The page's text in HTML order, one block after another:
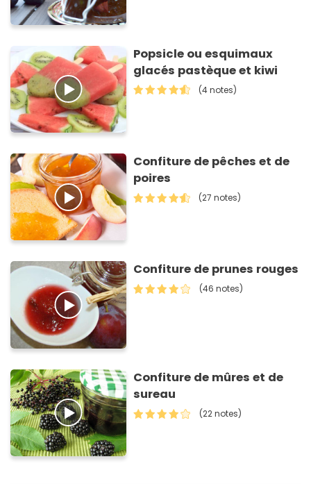
Popsicle ou esquimaux
glacés pastèque et kiwi
(4 notes)
Confiture de pêches et de
poires
(27 notes)
Confiture de prunes rouges
(46 notes)
Confiture de mûres et de
sureau
(22 notes)